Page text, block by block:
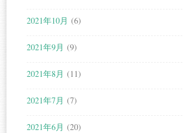
2021年10月 (6)
2021年9月 (9)
2021年8月 (11)
2021年7月 (7)
2021年6月 (20)